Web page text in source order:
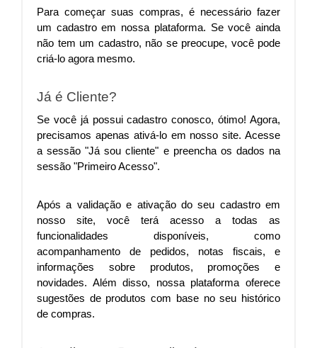
Para começar suas compras, é necessário fazer
um cadastro em nossa plataforma. Se você ainda
não tem um cadastro, não se preocupe, você pode
criá-lo agora mesmo.
Já é Cliente?
Se você já possui cadastro conosco, ótimo! Agora,
precisamos apenas ativá-lo em nosso site. Acesse
a sessão "Já sou cliente" e preencha os dados na
sessão "Primeiro Acesso".
Após a validação e ativação do seu cadastro em
nosso site, você terá acesso a todas as
funcionalidades disponíveis, como
acompanhamento de pedidos, notas fiscais, e
informações sobre produtos, promoções e
novidades. Além disso, nossa plataforma oferece
sugestões de produtos com base no seu histórico
de compras.